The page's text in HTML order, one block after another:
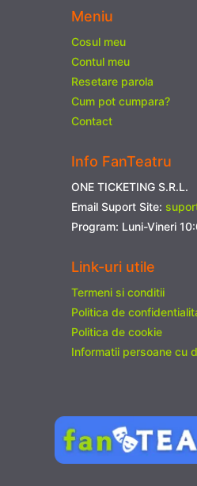
Meniu
Cosul meu
Contul meu
Resetare parola
Cum pot cumpara?
Contact
Info FanTeatru
ONE TICKETING S.R.L.
Email Suport Site:
Program: Luni-Vineri
Link-uri utile
Termeni si conditii
Politica de
Politica de cookie
Informatii persoane cu